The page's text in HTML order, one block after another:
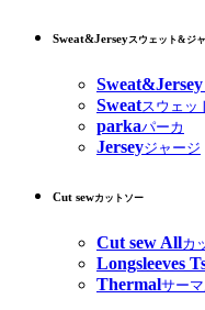
Sweat&Jerseyスウェット&ジ
Sweatスウェッ
parkaパーカ
Jerseyジャージ
Cut sewカットソー
Cut sew Allカ
Longsleeves
Thermalサー